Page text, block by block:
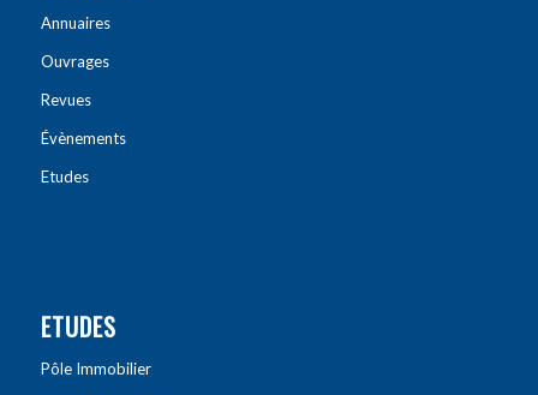
Annuaires
Ouvrages
Revues
Évènements
Etudes
ETUDES
Pôle Immobilier